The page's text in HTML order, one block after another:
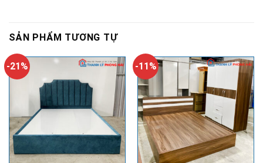
SẢN PHẨM TƯƠNG TỰ
-21% -11%